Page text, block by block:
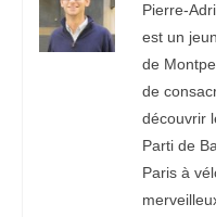
Pierre-
est un
de
de
découvrir
Parti de
Paris à